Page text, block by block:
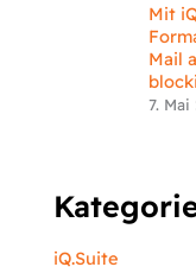
Mit
Mail
7. Mai
iQ.Suite